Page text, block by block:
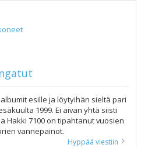
esille ja löytyihän sieltä pari
1999. Ei aivan yhtä siisti
Hakki 7100 on tipahtanut vuosien
vannepainot.
Hyppää viestiin